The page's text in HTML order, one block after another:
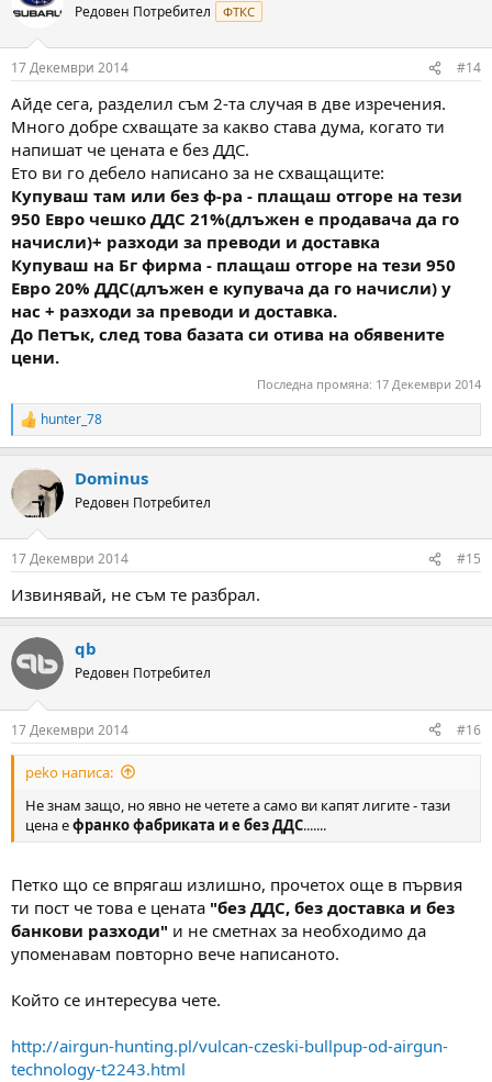
Редовен Потребител ФТКС
17 Декември 2014 #14
Айде сега, разделил съм 2-та случая в две изречения.
Много добре схващате за какво става дума, когато ти
напишат че цената е без ДДС.
Ето ви го дебело написано за не схващащите:
Купуваш там или без ф-ра - плащаш отгоре на тези
950 Евро чешко ДДС 21%(длъжен е продавача да го
начисли)+ разходи за преводи и доставка
Купуваш на Бг фирма - плащаш отгоре на тези 950
Евро 20% ДДС(длъжен е купувача да го начисли) у
нас + разходи за преводи и доставка.
До Петък, след това базата си отива на обявените
цени.
Последна промяна: 17 Декември 2014
R
e
c
i
s
hunter_78
Dominus
Редовен Потребител
17 Декември 2014 #15
Извинявай, не съм те разбрал.
qb
Редовен Потребител
17 Декември 2014 #16
peko написа:
Не знам защо, но явно не четете а само ви капят лигите - тази
цена ефранко фабриката и е без ДДС.......
Петко що се впрягаш излишно, прочетох още в първия
ти пост че това е цената "без ДДС, без доставка и без
банкови разходи" и не сметнах за необходимо да
упоменавам повторно вече написаното.
Който се интересува чете.
http://airgun-hunting.pl/vulcan-czeski-bullpup-od-airgun-
technology-t2243.html